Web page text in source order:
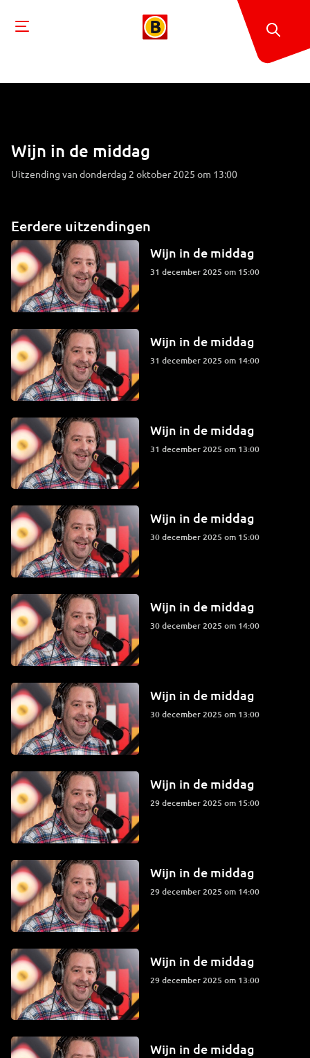
Wijn in de middag
Uitzending van donderdag 2 oktober 2025 om 13:00
Eerdere uitzendingen
Wijn in de middag
31 december 2025 om 15:00
Wijn in de middag
31 december 2025 om 14:00
Wijn in de middag
31 december 2025 om 13:00
Wijn in de middag
30 december 2025 om 15:00
Wijn in de middag
30 december 2025 om 14:00
Wijn in de middag
30 december 2025 om 13:00
Wijn in de middag
29 december 2025 om 15:00
Wijn in de middag
29 december 2025 om 14:00
Wijn in de middag
29 december 2025 om 13:00
Wijn in de middag